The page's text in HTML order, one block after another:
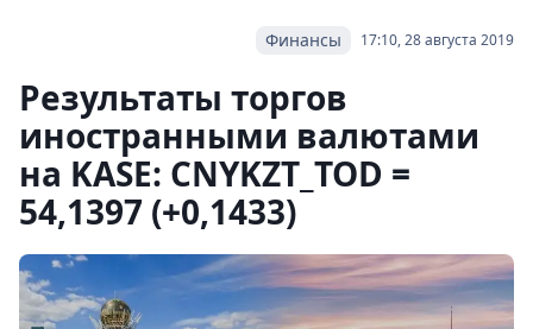
17:10, 28 августа 2019
Финансы
Результаты торгов
иностранными валютами
на KASE: CNYKZT_TOD =
54,1397 (+0,1433)